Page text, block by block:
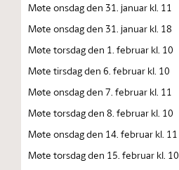
Møte onsdag den 31. januar kl. 11
Møte onsdag den 31. januar kl. 18
Møte torsdag den 1. februar kl. 10
Møte tirsdag den 6. februar kl. 10
Møte onsdag den 7. februar kl. 11
Møte torsdag den 8. februar kl. 10
Møte onsdag den 14. februar kl. 11
Møte torsdag den 15. februar kl. 10